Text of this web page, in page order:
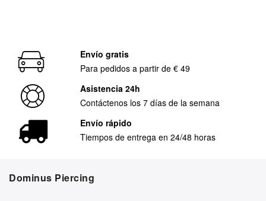
Envío gratis
Para pedidos a partir de € 49
Asistencia 24h
Contáctenos los 7 días de la semana
Envío rápido
Tiempos de entrega en 24/48 horas
Dominus Piercing